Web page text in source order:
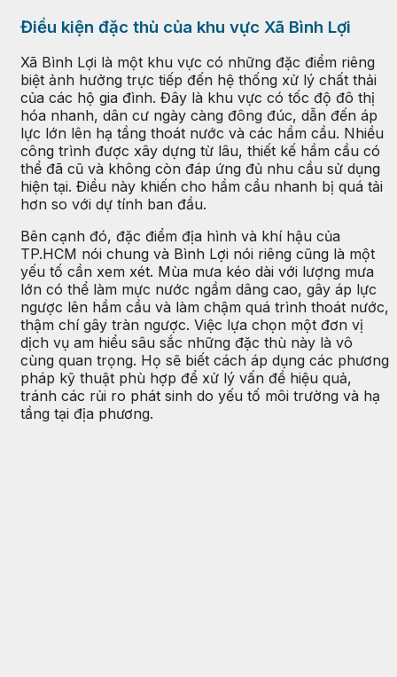
Điều kiện đặc thù của khu vực Xã Bình Lợi
Xã Bình Lợi là một khu vực có những đặc điểm riêng
biệt ảnh hưởng trực tiếp đến hệ thống xử lý chất thải
của các hộ gia đình. Đây là khu vực có tốc độ đô thị
hóa nhanh, dân cư ngày càng đông đúc, dẫn đến áp
lực lớn lên hạ tầng thoát nước và các hầm cầu. Nhiều
công trình được xây dựng từ lâu, thiết kế hầm cầu có
thể đã cũ và không còn đáp ứng đủ nhu cầu sử dụng
hiện tại. Điều này khiến cho hầm cầu nhanh bị quá tải
hơn so với dự tính ban đầu.
Bên cạnh đó, đặc điểm địa hình và khí hậu của
TP.HCM nói chung và Bình Lợi nói riêng cũng là một
yếu tố cần xem xét. Mùa mưa kéo dài với lượng mưa
lớn có thể làm mực nước ngầm dâng cao, gây áp lực
ngược lên hầm cầu và làm chậm quá trình thoát nước,
thậm chí gây tràn ngược. Việc lựa chọn một đơn vị
dịch vụ am hiểu sâu sắc những đặc thù này là vô
cùng quan trọng. Họ sẽ biết cách áp dụng các phương
pháp kỹ thuật phù hợp để xử lý vấn đề hiệu quả,
tránh các rủi ro phát sinh do yếu tố môi trường và hạ
tầng tại địa phương.